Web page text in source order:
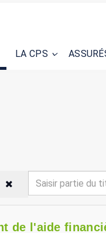
LA CPS
Saisir
du
titre
de l'aide